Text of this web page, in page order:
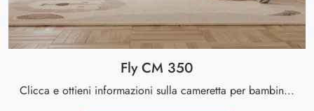
Fly CM 350
Clicca e ottieni informazioni sulla cameretta per bambini Fly CM 350! Le Camerette con letti a castello Giessegi ti attendono.